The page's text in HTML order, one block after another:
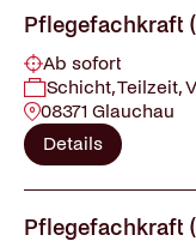
Pflegefachkraft
Ab sofort
Schicht, Teilzeit,
08371 Glauchau
Details
Pflegefachkraft